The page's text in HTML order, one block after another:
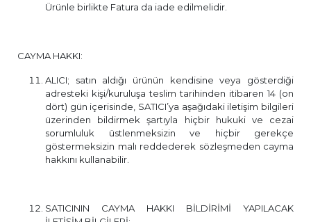
Ürünle birlikte Fatura da iade edilmelidir.
CAYMA HAKKI:
ALICI; satın aldığı ürünün kendisine veya gösterdiği
adresteki kişi/kuruluşa teslim tarihinden itibaren 14 (on
dört) gün içerisinde, SATICI’ya aşağıdaki iletişim bilgileri
üzerinden bildirmek şartıyla hiçbir hukuki ve cezai
sorumluluk üstlenmeksizin ve hiçbir gerekçe
göstermeksizin malı reddederek sözleşmeden cayma
hakkını kullanabilir.
SATICININ CAYMA HAKKI BİLDİRİMİ YAPILACAK